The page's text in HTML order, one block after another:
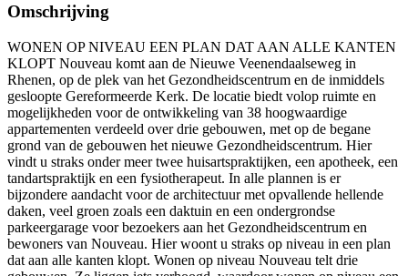
Omschrijving
WONEN OP NIVEAU EEN PLAN DAT AAN ALLE KANTEN
KLOPT Nouveau komt aan de Nieuwe Veenendaalseweg in
Rhenen, op de plek van het Gezondheidscentrum en de inmiddels
gesloopte Gereformeerde Kerk. De locatie biedt volop ruimte en
mogelijkheden voor de ontwikkeling van 38 hoogwaardige
appartementen verdeeld over drie gebouwen, met op de begane
grond van de gebouwen het nieuwe Gezondheidscentrum. Hier
vindt u straks onder meer twee huisartspraktijken, een apotheek, een
tandartspraktijk en een fysiotherapeut. In alle plannen is er
bijzondere aandacht voor de architectuur met opvallende hellende
daken, veel groen zoals een daktuin en een ondergrondse
parkeergarage voor bezoekers aan het Gezondheidscentrum en
bewoners van Nouveau. Hier woont u straks op niveau in een plan
dat aan alle kanten klopt. Wonen op niveau Nouveau telt drie